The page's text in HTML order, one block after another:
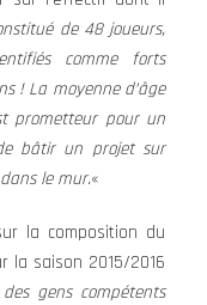
de 48 joueurs,
comme forts
! La moyenne d’âge
prometteur pour un
bâtir un projet sur
le mur.«
la composition du
la saison 2015/2016
gens compétents